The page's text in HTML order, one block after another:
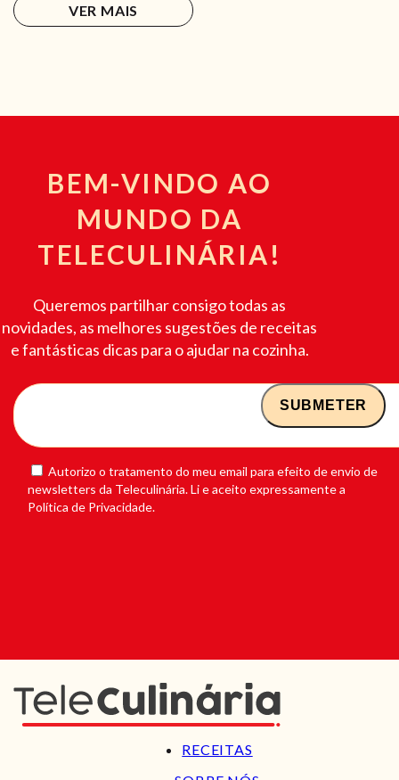
VER MAIS
BEM-VINDO AO
MUNDO DA
TELECULINÁRIA!
Queremos partilhar consigo todas as
novidades, as melhores sugestões de receitas
e fantásticas dicas para o ajudar na cozinha.
Autorizo o tratamento do meu email para efeito de envio de
newsletters da Teleculinária. Li e aceito expressamente a
Política de Privacidade.
RECEITAS